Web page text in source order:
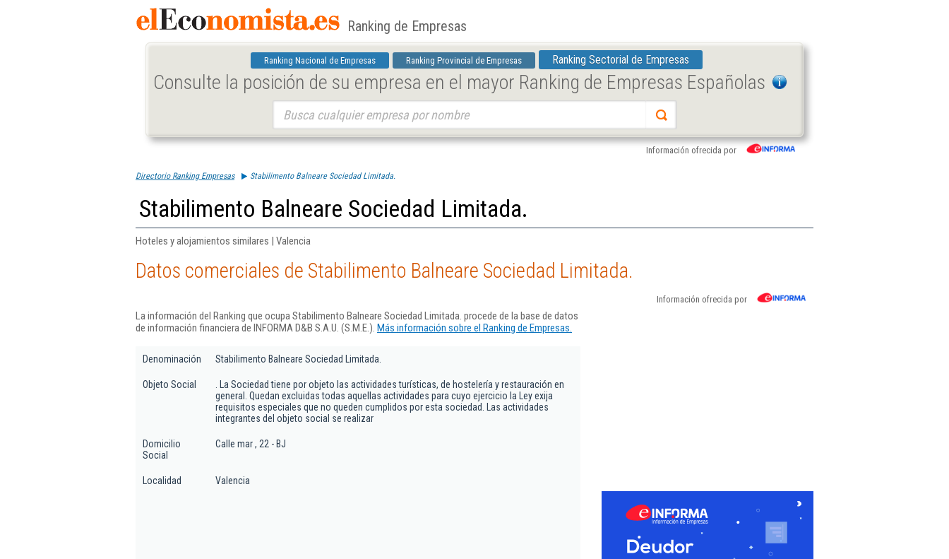
Ranking de Empresas
Ranking Nacional de Empresas Ranking Provincial de Empresas Ranking Sectorial de Empresas
Consulte la posición de su empresa en el mayor Ranking de Empresas Españolas
Información ofrecida por
Directorio Ranking Empresas Stabilimento Balneare Sociedad Limitada.
Stabilimento Balneare Sociedad Limitada.
Hoteles y alojamientos similares | Valencia
Datos comerciales de Stabilimento Balneare Sociedad Limitada.
Información ofrecida por
La información del Ranking que ocupa Stabilimento Balneare Sociedad Limitada. procede de la base de datos
de información financiera de INFORMA D&B S.A.U. (S.M.E.). Más información sobre el Ranking de Empresas.
Denominación Stabilimento Balneare Sociedad Limitada.
Objeto Social
. La Sociedad tiene por objeto las actividades turísticas, de hostelería y restauración en
general. Quedan excluidas todas aquellas actividades para cuyo ejercicio la Ley exija
requisitos especiales que no queden cumplidos por esta sociedad. Las actividades
integrantes del objeto social se realizar
Domicilio
Social
Calle mar , 22 - BJ
Localidad Valencia